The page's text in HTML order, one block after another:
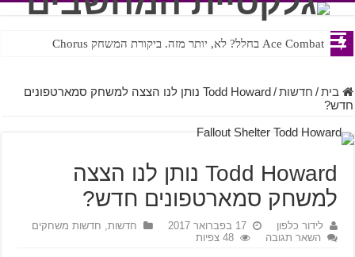
Ace Combat בחלל? לא, יותר מזה. ביקורת המשחק Chorus
Steven Universe והשירים שתורגמו בצורה נוראית לעברית
בית / חדשות /
Todd Howard נותן לנו הצצה למשחק סמארטפונים
חדש?
Todd Howard נותן לנו הצצה
למשחק סמארטפונים חדש?
לידור כלפון 17 בפברואר 2017 חדשות, חדשות משחקים
השאר תגובה
48 צפיות